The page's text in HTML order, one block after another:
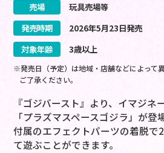
売場
玩具売場等
発売時期
2026年5月23日発売
対象年齢
3歳以上
※発売日（予定）は地域・店舗などによって
ご了承ください。
『ゴジバースト』より、イマジネ
「プラズマスペースゴジラ」が登
付属のエフェクトパーツの着脱で
て遊ぶことができます。